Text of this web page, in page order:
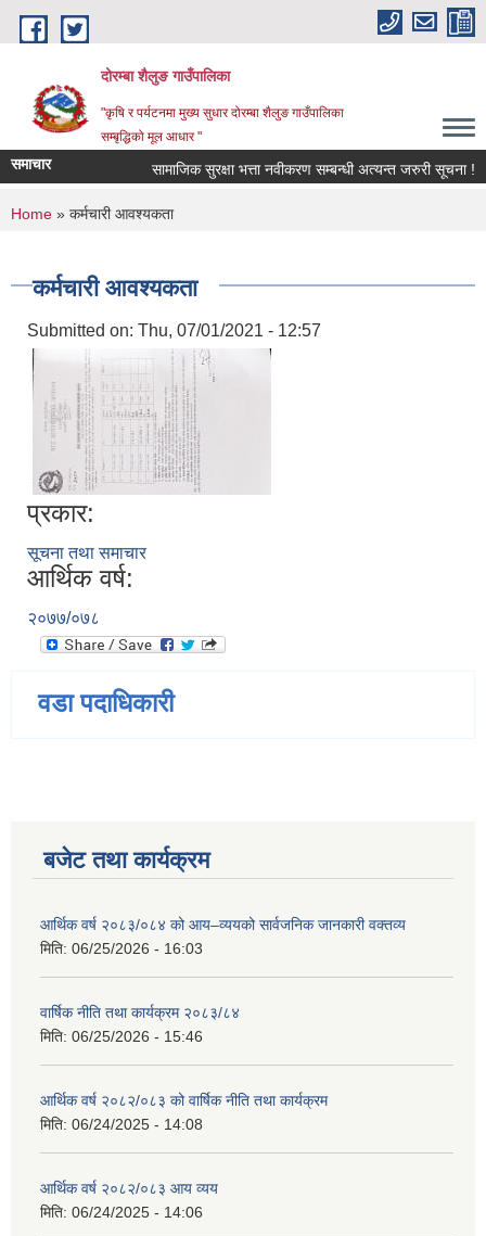
Skip to main content
दोरम्बा शैलुङ गाउँपालिका
"कृषि र पर्यटनमा मुख्य सुधार दोरम्बा शैलुङ गाउँपालिका
सम्बृद्धिको मूल आधार "
समाचार सामाजिक सुरक्षा भत्ता नवीकरण सम्बन्धी अत्यन्त जरुरी सूचना !
You are here
Home » कर्मचारी आवश्यकता
कर्मचारी आवश्यकता
Submitted on: Thu, 07/01/2021 - 12:57
प्रकार:
सूचना तथा समाचार
आर्थिक वर्ष:
२०७७/०७८
वडा पदाधिकारी
बजेट तथा कार्यक्रम
आर्थिक वर्ष २०८३/०८४ को आय–व्ययको सार्वजनिक जानकारी वक्तव्य
मिति: 06/25/2026 - 16:03
वार्षिक नीति तथा कार्यक्रम २०८३/८४
मिति: 06/25/2026 - 15:46
आर्थिक वर्ष २०८२/०८३ को वार्षिक नीति तथा कार्यक्रम
मिति: 06/24/2025 - 14:08
आर्थिक वर्ष २०८२/०८३ आय व्यय
मिति: 06/24/2025 - 14:06